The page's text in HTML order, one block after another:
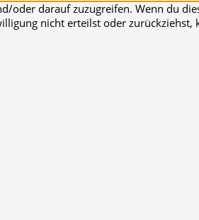
oder darauf zuzugreifen. Wenn du
nicht erteilst oder zurückziehst,